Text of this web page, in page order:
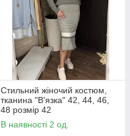
Стильний жіночий костюм,
тканина "В'язка" 42, 44, 46,
48 розмір 42
В наявності 2 од.